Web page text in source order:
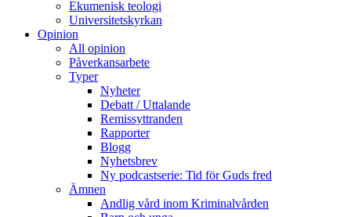
Ekumenisk teologi
Universitetskyrkan
Opinion
All opinion
Påverkansarbete
Typer
Nyheter
Debatt / Uttalande
Remissyttranden
Rapporter
Blogg
Nyhetsbrev
Ny podcastserie: Tid för Guds fred
Ämnen
Andlig vård inom Kriminalvården